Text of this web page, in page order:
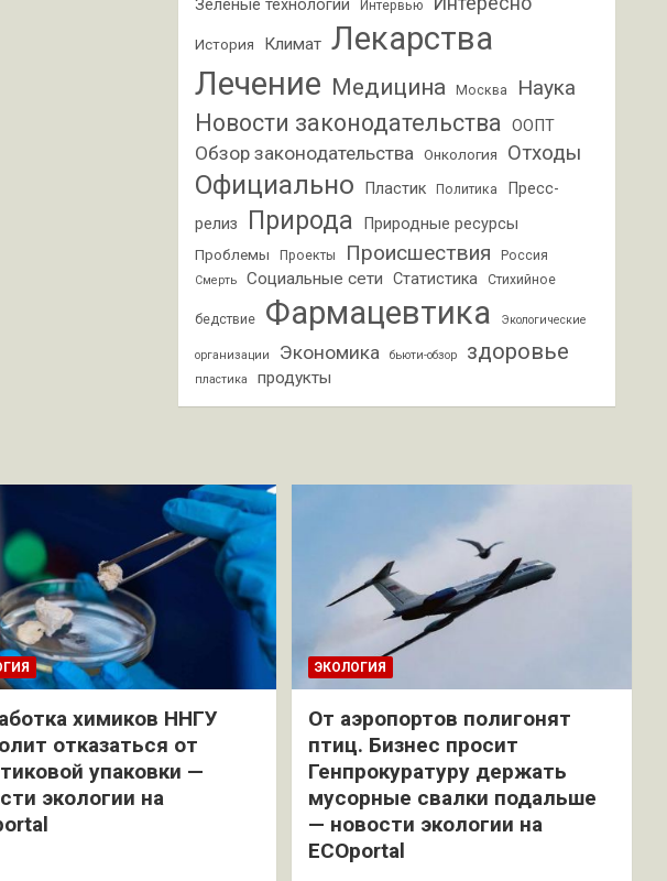
Зелёные технологии Интервью
История Климат Лекарства
Лечение Медицина Москва Наука
Новости законодательства ООПТ
Обзор законодательства Онкология Отходы
Официально Пластик Политика
Пресс-
релиз
Природа Природные ресурсы
Проблемы Проекты Происшествия Россия
Смерть Социальные сети Статистика Стихийное
бедствие Фармацевтика Экологические
организации Экономика бьюти-обзор здоровье
пластика продукты
химиков ННГУ
отказаться от
упаковки —
экологии на
ЭКОЛОГИЯ
От аэропортов полигонят
птиц. Бизнес просит
Генпрокуратуру держать
мусорные свалки подальше
— новости экологии на
ECOportal